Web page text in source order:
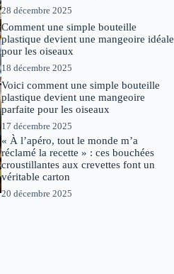
28 décembre 2025
Comment une simple bouteille
plastique devient une mangeoire idéale
pour les oiseaux
18 décembre 2025
Voici comment une simple bouteille
plastique devient une mangeoire
parfaite pour les oiseaux
17 décembre 2025
« À l’apéro, tout le monde m’a
réclamé la recette » : ces bouchées
croustillantes aux crevettes font un
véritable carton
20 décembre 2025